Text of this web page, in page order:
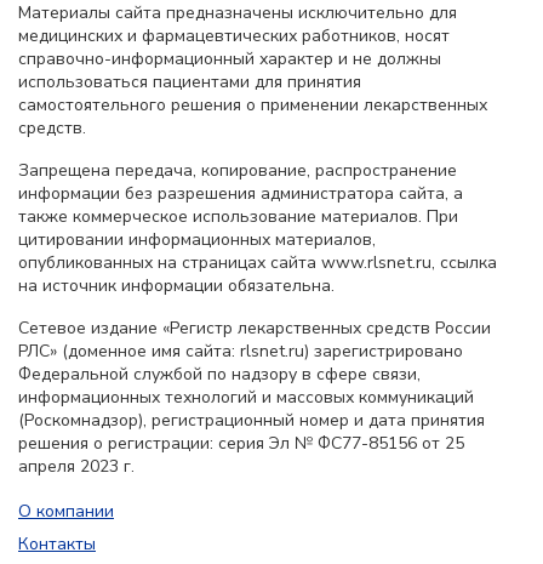
Материалы сайта предназначены исключительно для
медицинских и фармацевтических работников, носят
справочно-информационный характер и не должны
использоваться пациентами для принятия
самостоятельного решения о применении лекарственных
средств.
Запрещена передача, копирование, распространение
информации без разрешения администратора сайта, а
также коммерческое использование материалов. При
цитировании информационных материалов,
опубликованных на страницах сайта www.rlsnet.ru, ссылка
на источник информации обязательна.
Сетевое издание «Регистр лекарственных средств России
РЛС» (доменное имя сайта: rlsnet.ru) зарегистрировано
Федеральной службой по надзору в сфере связи,
информационных технологий и массовых коммуникаций
(Роскомнадзор), регистрационный номер и дата принятия
решения о регистрации: серия Эл № ФС77-85156 от 25
апреля 2023 г.
О компании
Контакты